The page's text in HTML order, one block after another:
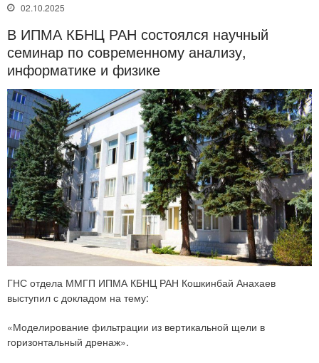
02.10.2025
В ИПМА КБНЦ РАН состоялся научный
семинар по современному анализу,
информатике и физике
ГНС отдела ММГП ИПМА КБНЦ РАН Кошкинбай Анахаев
выступил с докладом на тему:
«Моделирование фильтрации из вертикальной щели в
горизонтальный дренаж».